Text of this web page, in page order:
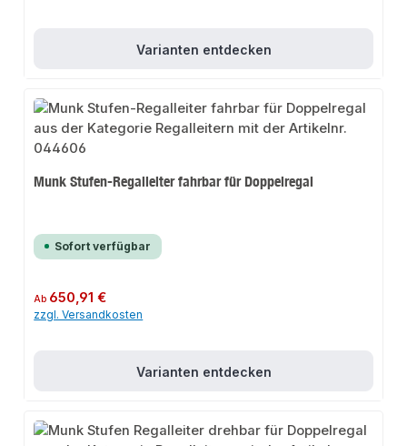
Varianten entdecken
Munk Stufen-Regalleiter fahrbar für Doppelregal
Sofort verfügbar
Regulärer Preis:
Ab 650,91 €
zzgl. Versandkosten
Varianten entdecken